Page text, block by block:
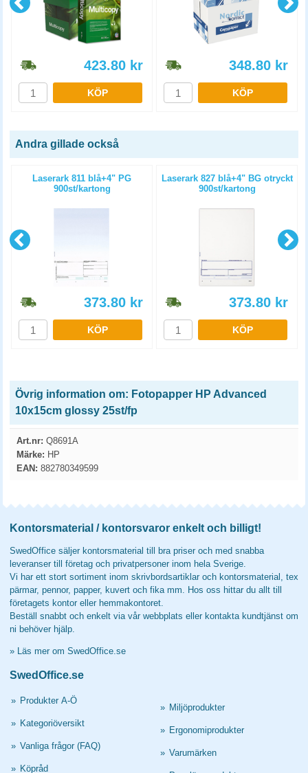
423.80 kr
KÖP
348.80 kr
KÖP
Andra gillade också
Laserark 811 blå+4" PG
900st/kartong
373.80 kr
KÖP
Laserark 827 blå+4" BG otryckt
900st/kartong
373.80 kr
KÖP
Övrig information om: Fotopapper HP Advanced
10x15cm glossy 25st/fp
Art.nr: Q8691A
Märke: HP
EAN: 882780349599
Kontorsmaterial / kontorsvaror enkelt och billigt!
SwedOffice säljer kontorsmaterial till bra priser och med snabba
leveranser till företag och privatpersoner inom hela Sverige.
Vi har ett stort sortiment inom skrivbordsartiklar och kontorsmaterial, tex
pärmar, pennor, papper, kuvert och fika mm. Hos oss hittar du allt till
företagets kontor eller hemmakontoret.
Beställ snabbt och enkelt via vår webbplats eller kontakta kundtjänst om
ni behöver hjälp.
» Läs mer om SwedOffice.se
SwedOffice.se
» Produkter A-Ö
» Kategoriöversikt
» Vanliga frågor (FAQ)
» Köpråd
» Miljöprodukter
» Ergonomiprodukter
» Varumärken